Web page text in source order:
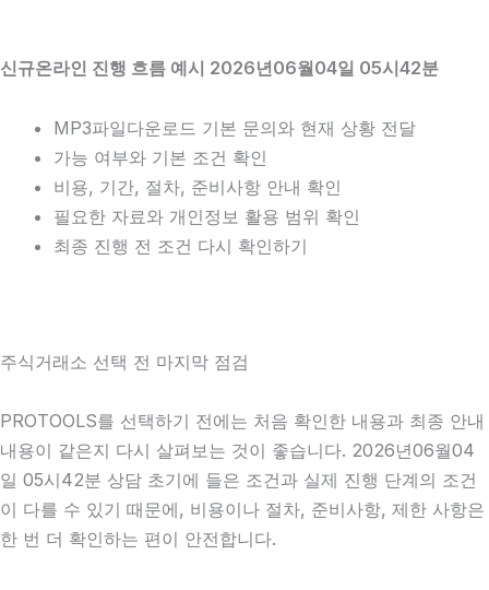
신규온라인 진행 흐름 예시 2026년06월04일 05시42분
MP3파일다운로드 기본 문의와 현재 상황 전달
가능 여부와 기본 조건 확인
비용, 기간, 절차, 준비사항 안내 확인
필요한 자료와 개인정보 활용 범위 확인
최종 진행 전 조건 다시 확인하기
주식거래소 선택 전 마지막 점검
PROTOOLS를 선택하기 전에는 처음 확인한 내용과 최종 안내
내용이 같은지 다시 살펴보는 것이 좋습니다. 2026년06월04
일 05시42분 상담 초기에 들은 조건과 실제 진행 단계의 조건
이 다를 수 있기 때문에, 비용이나 절차, 준비사항, 제한 사항은
한 번 더 확인하는 편이 안전합니다.